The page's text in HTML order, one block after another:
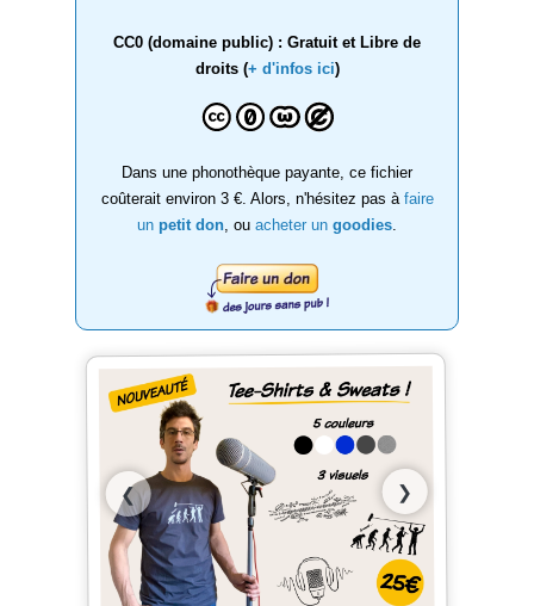
CC0 (domaine public) : Gratuit et Libre de
droits (+ d'infos ici)
Dans une phonothèque payante, ce fichier
coûterait environ 3 €. Alors, n'hésitez pas à faire
un petit don , ou acheter un goodies
❮ ❯